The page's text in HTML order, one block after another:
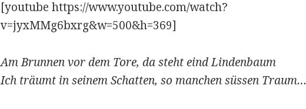
[youtube https://www.youtube.com/watch?
v=jyxMMg6bxrg&w=500&h=369]
Am Brunnen vor dem Tore, da steht eind Lindenbaum
Ich träumt in seinem Schatten, so manchen süssen Traum…